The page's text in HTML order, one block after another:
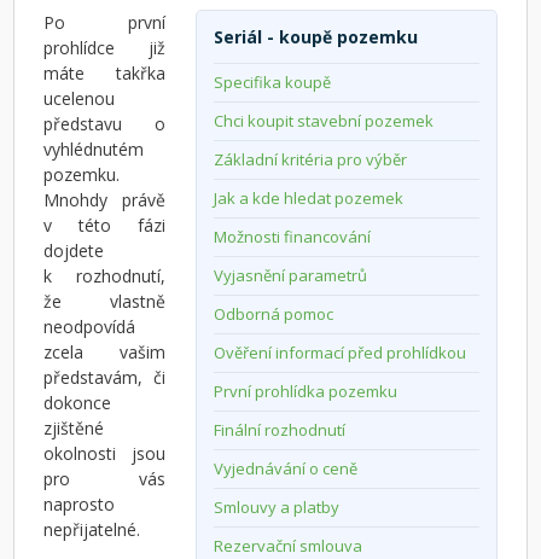
Seriál - koupě pozemku
Specifika koupě
Chci koupit stavební pozemek
Základní kritéria pro výběr
Jak a kde hledat pozemek
Možnosti financování
Vyjasnění parametrů
Odborná pomoc
Ověření informací před prohlídkou
První prohlídka pozemku
Finální rozhodnutí
Vyjednávání o ceně
Smlouvy a platby
Rezervační smlouva
Po první
prohlídce již
máte takřka
ucelenou
představu o
vyhlédnutém
pozemku.
Mnohdy právě
v této fázi
dojdete
k rozhodnutí,
že vlastně
neodpovídá
zcela vašim
představám, či
dokonce
zjištěné
okolnosti jsou
pro vás
naprosto
nepřijatelné.